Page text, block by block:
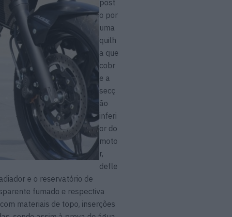
post
o por
uma
quilh
a que
cobr
e a
secç
ão
inferi
or do
moto
r,
defle
e o reservatório de
fumado e respectiva
materiais de topo, inserções